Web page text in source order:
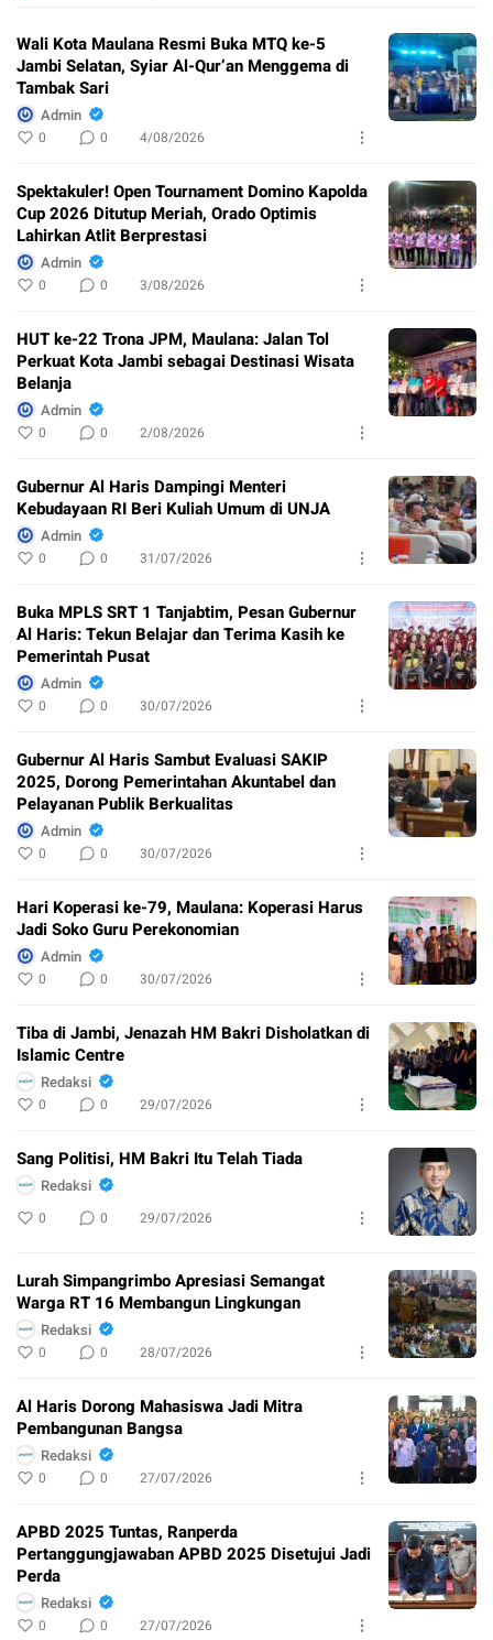
Wali Kota Maulana Resmi Buka MTQ ke-5
Jambi Selatan, Syiar Al-Qur’an Menggema di
Tambak Sari
Admin
0 0 4/08/2026
Spektakuler! Open Tournament Domino Kapolda
Cup 2026 Ditutup Meriah, Orado Optimis
Lahirkan Atlit Berprestasi
Admin
0 0 3/08/2026
HUT ke-22 Trona JPM, Maulana: Jalan Tol
Perkuat Kota Jambi sebagai Destinasi Wisata
Belanja
Admin
0 0 2/08/2026
Gubernur Al Haris Dampingi Menteri
Kebudayaan RI Beri Kuliah Umum di UNJA
Admin
0 0 31/07/2026
Buka MPLS SRT 1 Tanjabtim, Pesan Gubernur
Al Haris: Tekun Belajar dan Terima Kasih ke
Pemerintah Pusat
Admin
0 0 30/07/2026
Gubernur Al Haris Sambut Evaluasi SAKIP
2025, Dorong Pemerintahan Akuntabel dan
Pelayanan Publik Berkualitas
Admin
0 0 30/07/2026
Hari Koperasi ke-79, Maulana: Koperasi Harus
Jadi Soko Guru Perekonomian
Admin
0 0 30/07/2026
Tiba di Jambi, Jenazah HM Bakri Disholatkan di
Islamic Centre
Redaksi
0 0 29/07/2026
Sang Politisi, HM Bakri Itu Telah Tiada
Redaksi
0 0 29/07/2026
Lurah Simpangrimbo Apresiasi Semangat
Warga RT 16 Membangun Lingkungan
Redaksi
0 0 28/07/2026
Al Haris Dorong Mahasiswa Jadi Mitra
Pembangunan Bangsa
Redaksi
0 0 27/07/2026
APBD 2025 Tuntas, Ranperda
Pertanggungjawaban APBD 2025 Disetujui Jadi
Perda
Redaksi
0 0 27/07/2026